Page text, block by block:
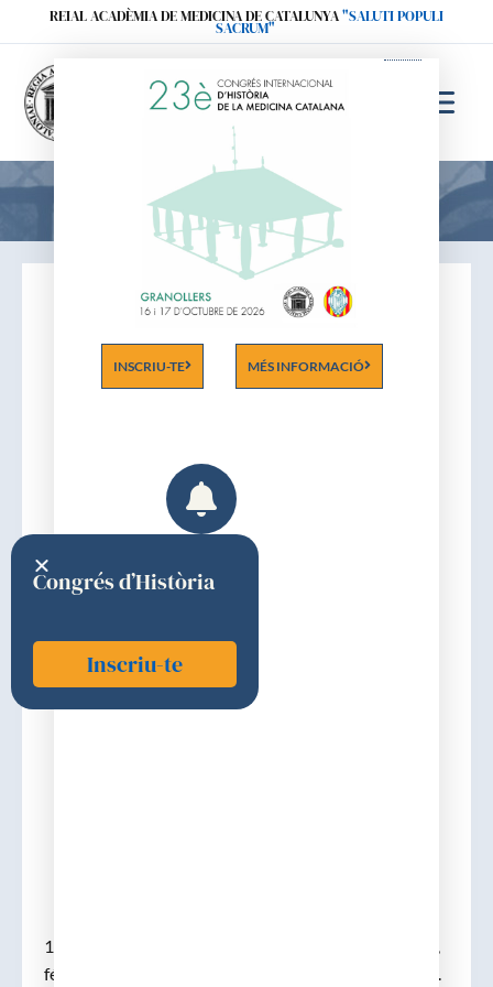
REIAL ACADÈMIA DE MEDICINA DE CATALUNYA"SALUTI POPULI
SACRUM"
Acadèmics
1831. (Falset, Priorat, 26-04-1769 – m. 12-01-1837),
féu els estudis de cirurgià a Madrid, revalidat el 1798.
Congrés d’Història
Inscriu-te
INSCRIU-TE MÉS INFORMACIÓ